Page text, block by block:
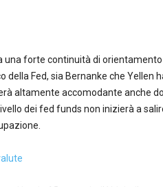
una forte continuità di orientamento
Fed, sia Bernanke che Yellen
altamente accomodante anche
dei fed funds non inizierà a